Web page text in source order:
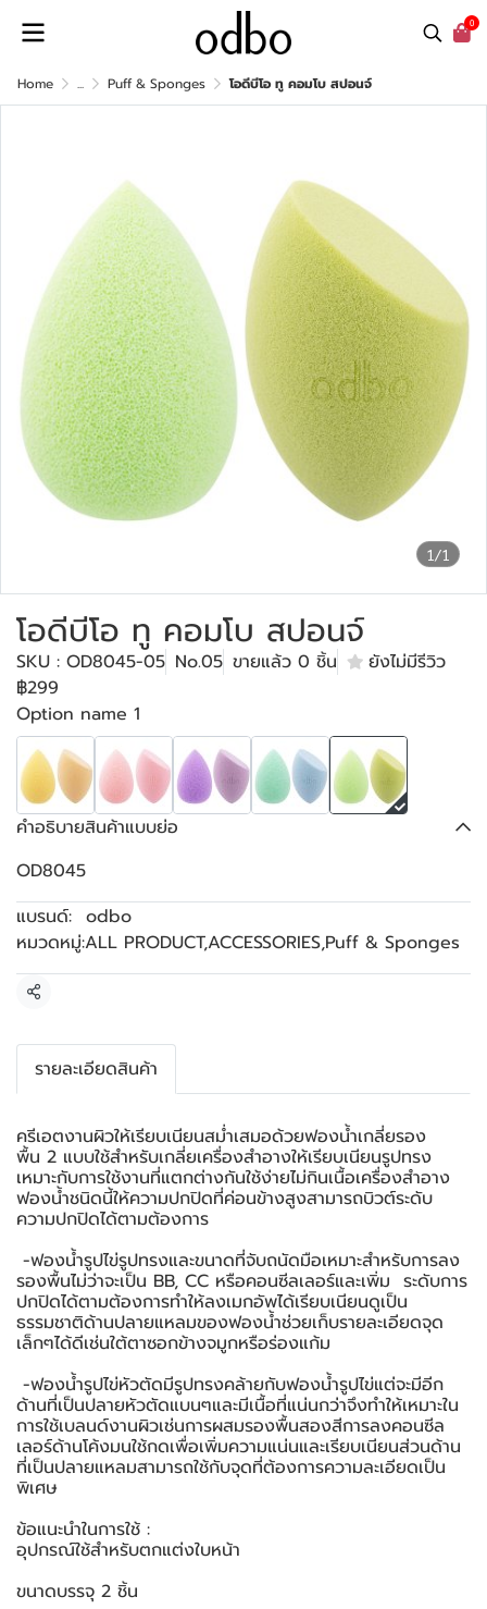
0
Home ... Puff & Sponges โอดีบีโอ ทู คอมโบ สปอนจ์
1/1
โอดีบีโอ ทู คอมโบ สปอนจ์
SKU : OD8045-05 No.05 ขายแล้ว 0 ชิ้น
ยังไม่มีรีวิว
฿299
Option name 1
คำอธิบายสินค้าแบบย่อ
OD8045
แบรนด์: odbo
หมวดหมู่:ALL PRODUCT,ACCESSORIES,Puff & Sponges
แชร์
รายละเอียดสินค้า
ครีเอตงานผิวให้เรียบเนียนสม่ำเสมอด้วยฟองน้ำเกลี่ยรอง
พื้น 2 แบบใช้สำหรับเกลี่ยเครื่องสำอางให้เรียบเนียนรูปทรง
เหมาะกับการใช้งานที่แตกต่างกันใช้ง่ายไม่กินเนื้อเครื่องสำอาง
ฟองน้ำชนิดนี้ให้ความปกปิดที่ค่อนข้างสูงสามารถบิวต์ระดับ
ความปกปิดได้ตามต้องการ
-ฟองน้ำรูปไข่รูปทรงและขนาดที่จับถนัดมือเหมาะสำหรับการลง
รองพื้นไม่ว่าจะเป็น BB, CC หรือคอนซีลเลอร์และเพิ่ม ระดับการ
ปกปิดได้ตามต้องการทำให้ลงเมกอัพได้เรียบเนียนดูเป็น
ธรรมชาติด้านปลายแหลมของฟองน้ำช่วยเก็บรายละเอียดจุด
เล็กๆได้ดีเช่นใต้ตาซอกข้างจมูกหรือร่องแก้ม
-ฟองน้ำรูปไข่หัวตัดมีรูปทรงคล้ายกับฟองน้ำรูปไข่แต่จะมีอีก
ด้านที่เป็นปลายหัวตัดแบนๆและมีเนื้อที่แน่นกว่าจึงทำให้เหมาะใน
การใช้เบลนด์งานผิวเช่นการผสมรองพื้นสองสีการลงคอนซีล
เลอร์ด้านโค้งมนใช้กดเพื่อเพิ่มความแน่นและเรียบเนียนส่วนด้าน
ที่เป็นปลายแหลมสามารถใช้กับจุดที่ต้องการความละเอียดเป็น
พิเศษ
ข้อแนะนำในการใช้ :
อุปกรณ์ใช้สำหรับตกแต่งใบหน้า
ขนาดบรรจุ 2 ชิ้น